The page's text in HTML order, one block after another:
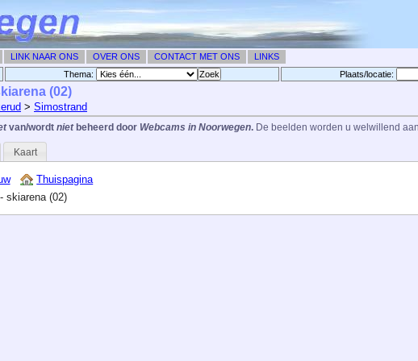
LINK NAAR ONS OVER ONS CONTACT MET ONS LINKS
Thema: Plaats/locatie: